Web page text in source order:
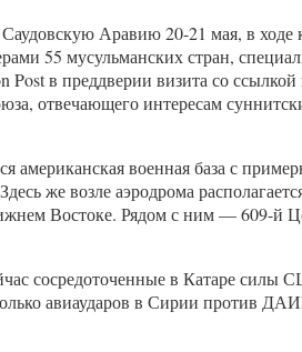
Аравию 20-21 мая, в ходе
55 мусульманских стран,
в преддверии визита со
отвечающего интересам
военная база с
же возле аэродрома
Востоке. Рядом с ним — 609-й
сосредоточенные в Катаре
авиаударов в Сирии против